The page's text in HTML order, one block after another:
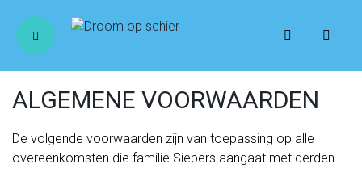
ALGEMENE VOORWAARDEN
De volgende voorwaarden zijn van toepassing op alle
overeenkomsten die familie Siebers aangaat met derden.